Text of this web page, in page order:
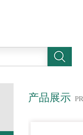
产品展示